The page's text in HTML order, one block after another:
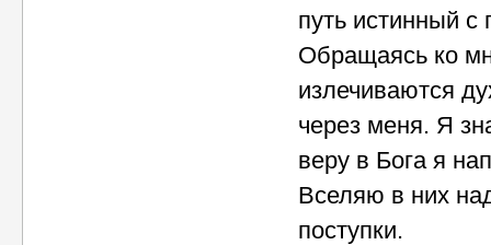
путь истинный
Обращаясь ко
излечиваются
через меня. Я
веру в Бога я
Вселяю в них
поступки.